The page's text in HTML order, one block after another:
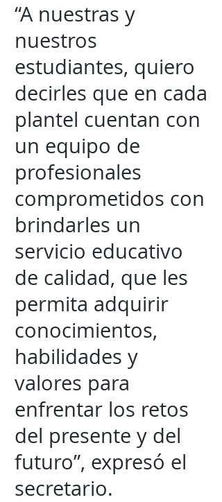
“A nuestras y
nuestros
estudiantes, quiero
decirles que en cada
plantel cuentan con
un equipo de
profesionales
comprometidos con
brindarles un
servicio educativo
de calidad, que les
permita adquirir
conocimientos,
habilidades y
valores para
enfrentar los retos
del presente y del
futuro”, expresó el
secretario.